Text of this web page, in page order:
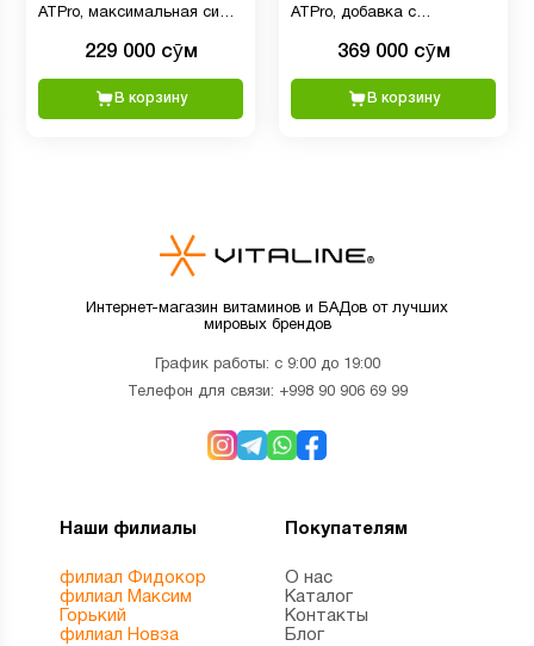
ATPro, максимальная сила
229 000 сӯм
В корзину
ATPro, добавка с
ферментами, 45 капсул
369 000 сӯм
В корзину
Интернет-магазин витаминов и БАДов от лучших
мировых брендов
График работы: с 9:00 до 19:00
Телефон для связи: +998 90 906 69 99
Наши филиалы
филиал Фидокор
филиал Максим
Горький
филиал Новза
Покупателям
О нас
Каталог
Контакты
Блог